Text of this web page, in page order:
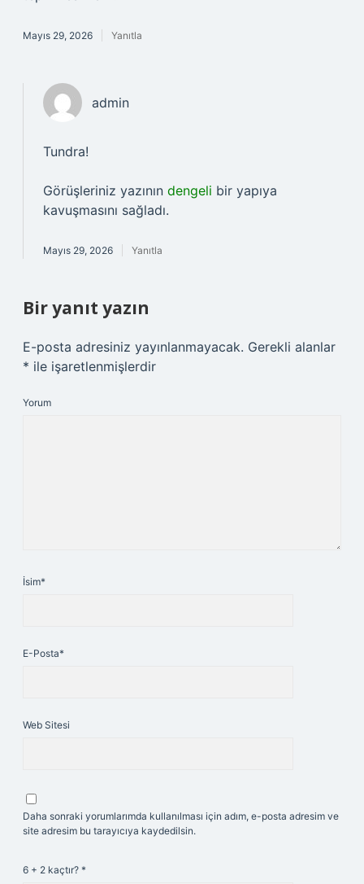
Mayıs 29, 2026 Yanıtla
admin
Tundra!
Görüşleriniz yazının dengeli bir yapıya
kavuşmasını sağladı.
Mayıs 29, 2026 Yanıtla
Bir yanıt yazın
E-posta adresiniz yayınlanmayacak. Gerekli alanlar
* ile işaretlenmişlerdir
Yorum
İsim*
E-Posta*
Web Sitesi
Daha sonraki yorumlarımda kullanılması için adım, e-posta adresim ve
site adresim bu tarayıcıya kaydedilsin.
6 + 2 kaçtır? *